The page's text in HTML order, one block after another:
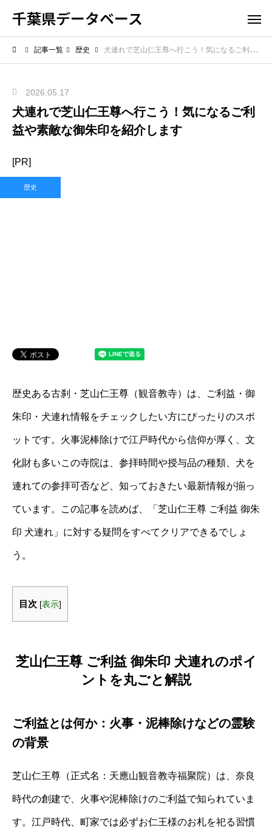
千葉県データベース
記事一覧 歴史 犬連れで芝山仁王尊へ行こう！気になるご利益や素敵な御朱印を紹介します
2026.05.17
犬連れで芝山仁王尊へ行こう！気になるご利
益や素敵な御朱印を紹介します
[PR]
歴史
歴史ある古刹・芝山仁王尊（観音教寺）は、ご利益・御
朱印・犬連れ情報をチェックしたい方にぴったりのスポ
ットです。火事泥棒除けで江戸時代から信仰が厚く、文
化財も多いこの寺院は、参拝時間や授与品の種類、犬を
連れての参拝可否など、知っておきたい最新情報が揃っ
ています。この記事を読めば、「芝山仁王尊 ご利益 御朱
印 犬連れ」に対する疑問をすべてクリアできるでしょ
う。
目次 [表示]
芝山仁王尊 ご利益 御朱印 犬連れのポイ
ントを丸ごと解説
ご利益とは何か：火事・泥棒除けなどの霊験
の背景
芝山仁王尊（正式名：天應山観音教寺福聚院）は、奈良
時代の創建で、火事や泥棒除けのご利益で知られていま
す。江戸時代、町家では必ずお仁王様のお札を祀る習慣